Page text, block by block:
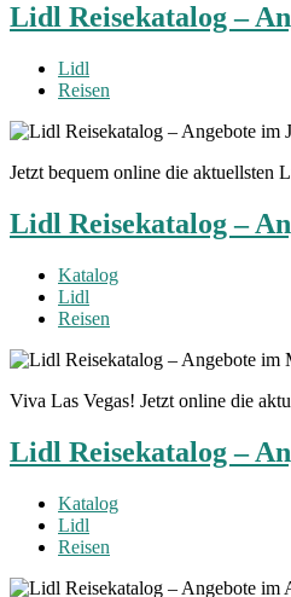
Lidl Reisekatalog –
Lidl
Reisen
Jetzt bequem online die aktuellsten
Lidl Reisekatalog –
Katalog
Lidl
Reisen
Viva Las Vegas! Jetzt online die
Lidl Reisekatalog –
Katalog
Lidl
Reisen